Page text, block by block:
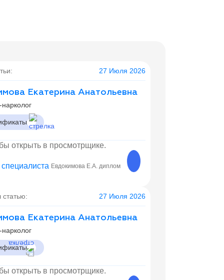
27 Июля 2026
Екатерина Анатольевна
открыть в просмотрщике.
Евдокимова Е.А. диплом
27 Июля 2026
Екатерина Анатольевна
открыть в просмотрщике.